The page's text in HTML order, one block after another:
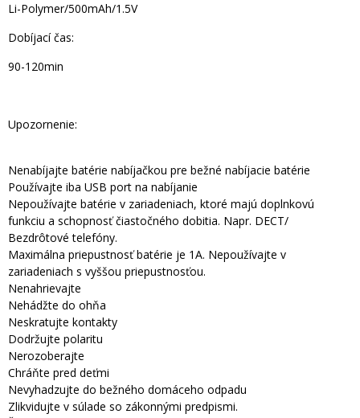
Li-Polymer/500mAh/1.5V
Dobíjací čas:
90-120min
Upozornenie:
Nenabíjajte batérie nabíjačkou pre bežné nabíjacie batérie
Používajte iba USB port na nabíjanie
Nepoužívajte batérie v zariadeniach, ktoré majú doplnkovú
funkciu a schopnosť čiastočného dobitia. Napr. DECT/
Bezdrôtové telefóny.
Maximálna priepustnosť batérie je 1A. Nepoužívajte v
zariadeniach s vyššou priepustnosťou.
Nenahrievajte
Nehádžte do ohňa
Neskratujte kontakty
Dodržujte polaritu
Nerozoberajte
Chráňte pred deťmi
Nevyhadzujte do bežného domáceho odpadu
Zlikvidujte v súlade so zákonnými predpismi.